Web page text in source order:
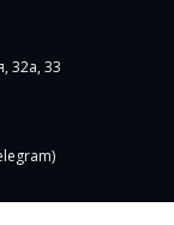
32а, 33